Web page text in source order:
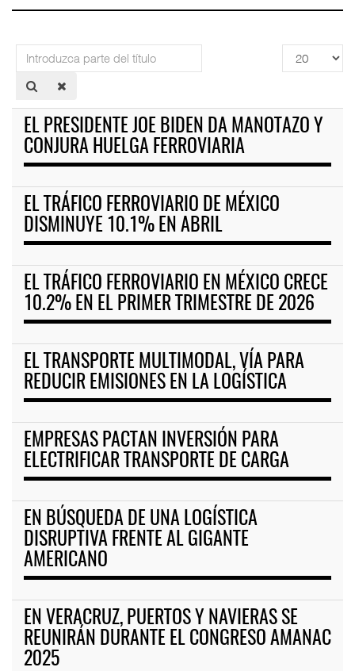
Introduzca
parte
del
Cantidad
a
EL PRESIDENTE JOE BIDEN DA MANOTAZO Y
CONJURA HUELGA FERROVIARIA
EL TRÁFICO FERROVIARIO DE MÉXICO
DISMINUYE 10.1% EN ABRIL
EL TRÁFICO FERROVIARIO EN MÉXICO CRECE
10.2% EN EL PRIMER TRIMESTRE DE 2026
EL TRANSPORTE MULTIMODAL, VÍA PARA
REDUCIR EMISIONES EN LA LOGÍSTICA
EMPRESAS PACTAN INVERSIÓN PARA
ELECTRIFICAR TRANSPORTE DE CARGA
EN BÚSQUEDA DE UNA LOGÍSTICA
DISRUPTIVA FRENTE AL GIGANTE
AMERICANO
EN VERACRUZ, PUERTOS Y NAVIERAS SE
REUNIRÁN DURANTE EL CONGRESO AMANAC
2025